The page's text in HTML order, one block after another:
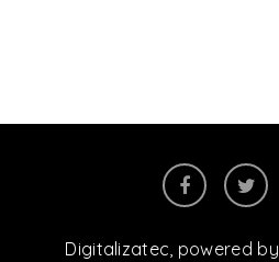
Digitalizatec, powered by